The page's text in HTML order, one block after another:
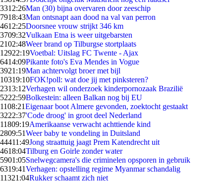
3312:26Man (30) bijna overvaren door zeeschip
7918:43Man ontsnapt aan dood na val van perron
4612:25Doorsnee vrouw strijkt 346 km
3709:32Vulkaan Etna is weer uitgebarsten
2102:48Weer brand op Tilburgse stortplaats
12922:19Voetbal: Uitslag FC Twente - Ajax
6414:09Pikante foto's Eva Mendes in Vogue
3921:19Man achtervolgt broer met bijl
10319:10FOK!poll: wat doe jij met pinksteren?
2313:12Verhagen wil onderzoek kinderpornozaak Brazilië
5222:59Bolkestein: alleen Balkan nog bij EU
1108:21Eigenaar boot Almere gevonden, zoektocht gestaakt
3222:37'Code droog' in groot deel Nederland
11809:19Amerikaanse verwacht achttiende kind
2809:51Weer baby te vondeling in Duitsland
44411:49Jong straattuig jaagt Prem Katendrecht uit
4618:04Tilburg en Goirle zonder water
5901:05Snelwegcamera's die criminelen opsporen in gebruik
6319:41Verhagen: opstelling regime Myanmar schandalig
11321:04Rukker schaamt zich niet